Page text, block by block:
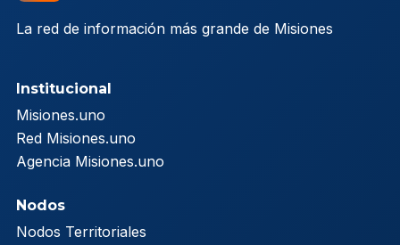
La red de información más grande de Misiones
Institucional
Misiones.uno
Red Misiones.uno
Agencia Misiones.uno
Nodos
Nodos Territoriales